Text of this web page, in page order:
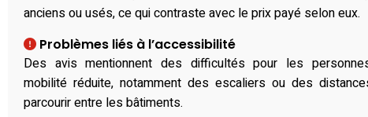
anciens ou usés, ce qui contraste avec le prix payé selon eux.
Problèmes liés à l’accessibilité
Des avis mentionnent des difficultés pour les
mobilité réduite, notamment des escaliers ou des
parcourir entre les bâtiments.